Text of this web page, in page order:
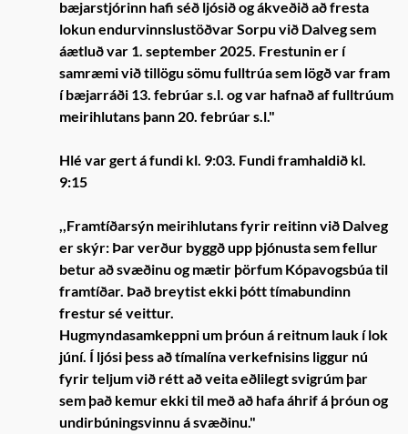
bæjarstjórinn hafi séð ljósið og ákveðið að fresta
lokun endurvinnslustöðvar Sorpu við Dalveg sem
áætluð var 1. september 2025. Frestunin er í
samræmi við tillögu sömu fulltrúa sem lögð var fram
í bæjarráði 13. febrúar s.l. og var hafnað af fulltrúum
meirihlutans þann 20. febrúar s.l."
Hlé var gert á fundi kl. 9:03. Fundi framhaldið kl.
9:15
,,Framtíðarsýn meirihlutans fyrir reitinn við Dalveg
er skýr: Þar verður byggð upp þjónusta sem fellur
betur að svæðinu og mætir þörfum Kópavogsbúa til
framtíðar. Það breytist ekki þótt tímabundinn
frestur sé veittur.
Hugmyndasamkeppni um þróun á reitnum lauk í lok
júní. Í ljósi þess að tímalína verkefnisins liggur nú
fyrir teljum við rétt að veita eðlilegt svigrúm þar
sem það kemur ekki til með að hafa áhrif á þróun og
undirbúningsvinnu á svæðinu."